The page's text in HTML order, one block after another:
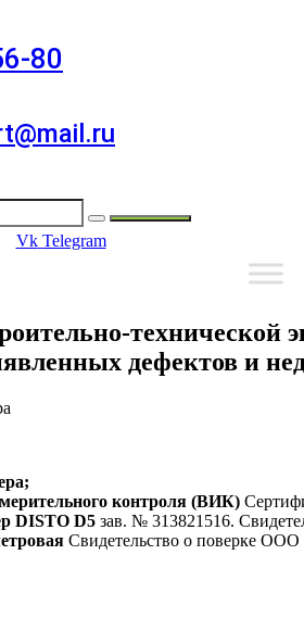
80
Vk Telegram
технической
дефектов и
контроля (ВИК)
DISTO D5 зав. № 313821516.
Свидетельство о поверке